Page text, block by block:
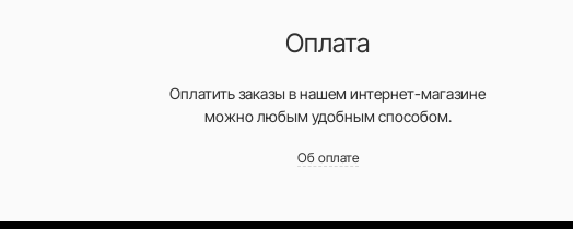
Оплата
Оплатить заказы в нашем интернет-магазине
можно любым удобным способом.
Об оплате